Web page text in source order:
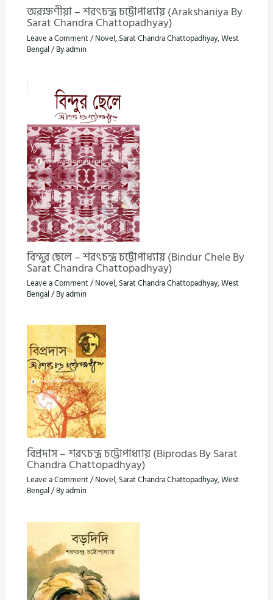
অরক্ষণীয়া – শরৎচন্দ্র চট্টোপাধ্যায় (Arakshaniya By
Sarat Chandra Chattopadhyay)
Leave a Comment/Novel, Sarat Chandra Chattopadhyay,West
Bengal / Byadmin
বিন্দুর ছেলে – শরৎচন্দ্র চট্টোপাধ্যায় (Bindur Chele By
Sarat Chandra Chattopadhyay)
Leave a Comment/Novel, Sarat Chandra Chattopadhyay,West
Bengal / Byadmin
বিপ্রদাস – শরৎচন্দ্র চট্টোপাধ্যায় (Biprodas By Sarat
Chandra Chattopadhyay)
Leave a Comment/Novel, Sarat Chandra Chattopadhyay,West
Bengal / Byadmin